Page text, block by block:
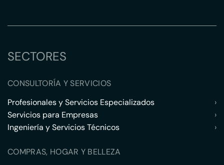
SECTORES
CONSULTORÍA Y SERVICIOS
Profesionales y Servicios Especializados
›
Servicios para Empresas
›
Ingeniería y Servicios Técnicos
›
COMPRAS, HOGAR Y BELLEZA